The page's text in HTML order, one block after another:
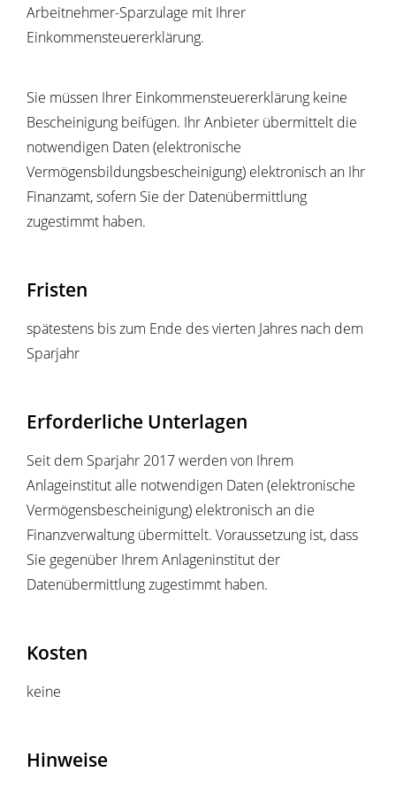
Arbeitnehmer-Sparzulage mit Ihrer
Einkommensteuererklärung.
Sie müssen Ihrer Einkommensteuererklärung keine
Bescheinigung beifügen. Ihr Anbieter übermittelt die
notwendigen Daten (elektronische
Vermögensbildungsbescheinigung) elektronisch an Ihr
Finanzamt, sofern Sie der Datenübermittlung
zugestimmt haben.
Fristen
spätestens bis zum Ende des vierten Jahres nach dem
Sparjahr
Erforderliche Unterlagen
Seit dem Sparjahr 2017 werden von Ihrem
Anlageinstitut alle notwendigen Daten (elektronische
Vermögensbescheinigung) elektronisch an die
Finanzverwaltung übermittelt. Voraussetzung ist, dass
Sie gegenüber Ihrem Anlageninstitut der
Datenübermittlung zugestimmt haben.
Kosten
keine
Hinweise